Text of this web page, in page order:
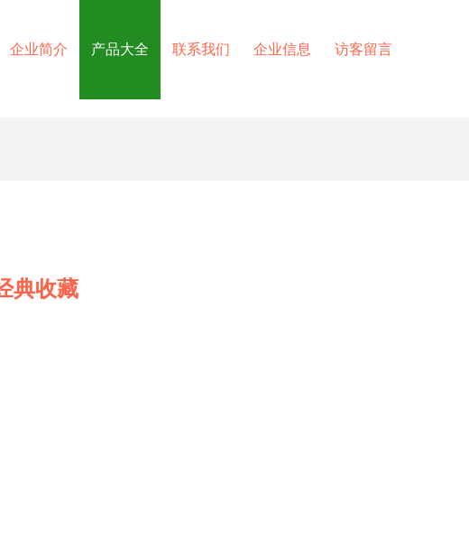
企业简介 产品大全 联系我们 企业信息 访客留言
典收藏